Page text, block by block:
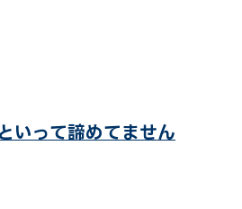
いって諦めてません